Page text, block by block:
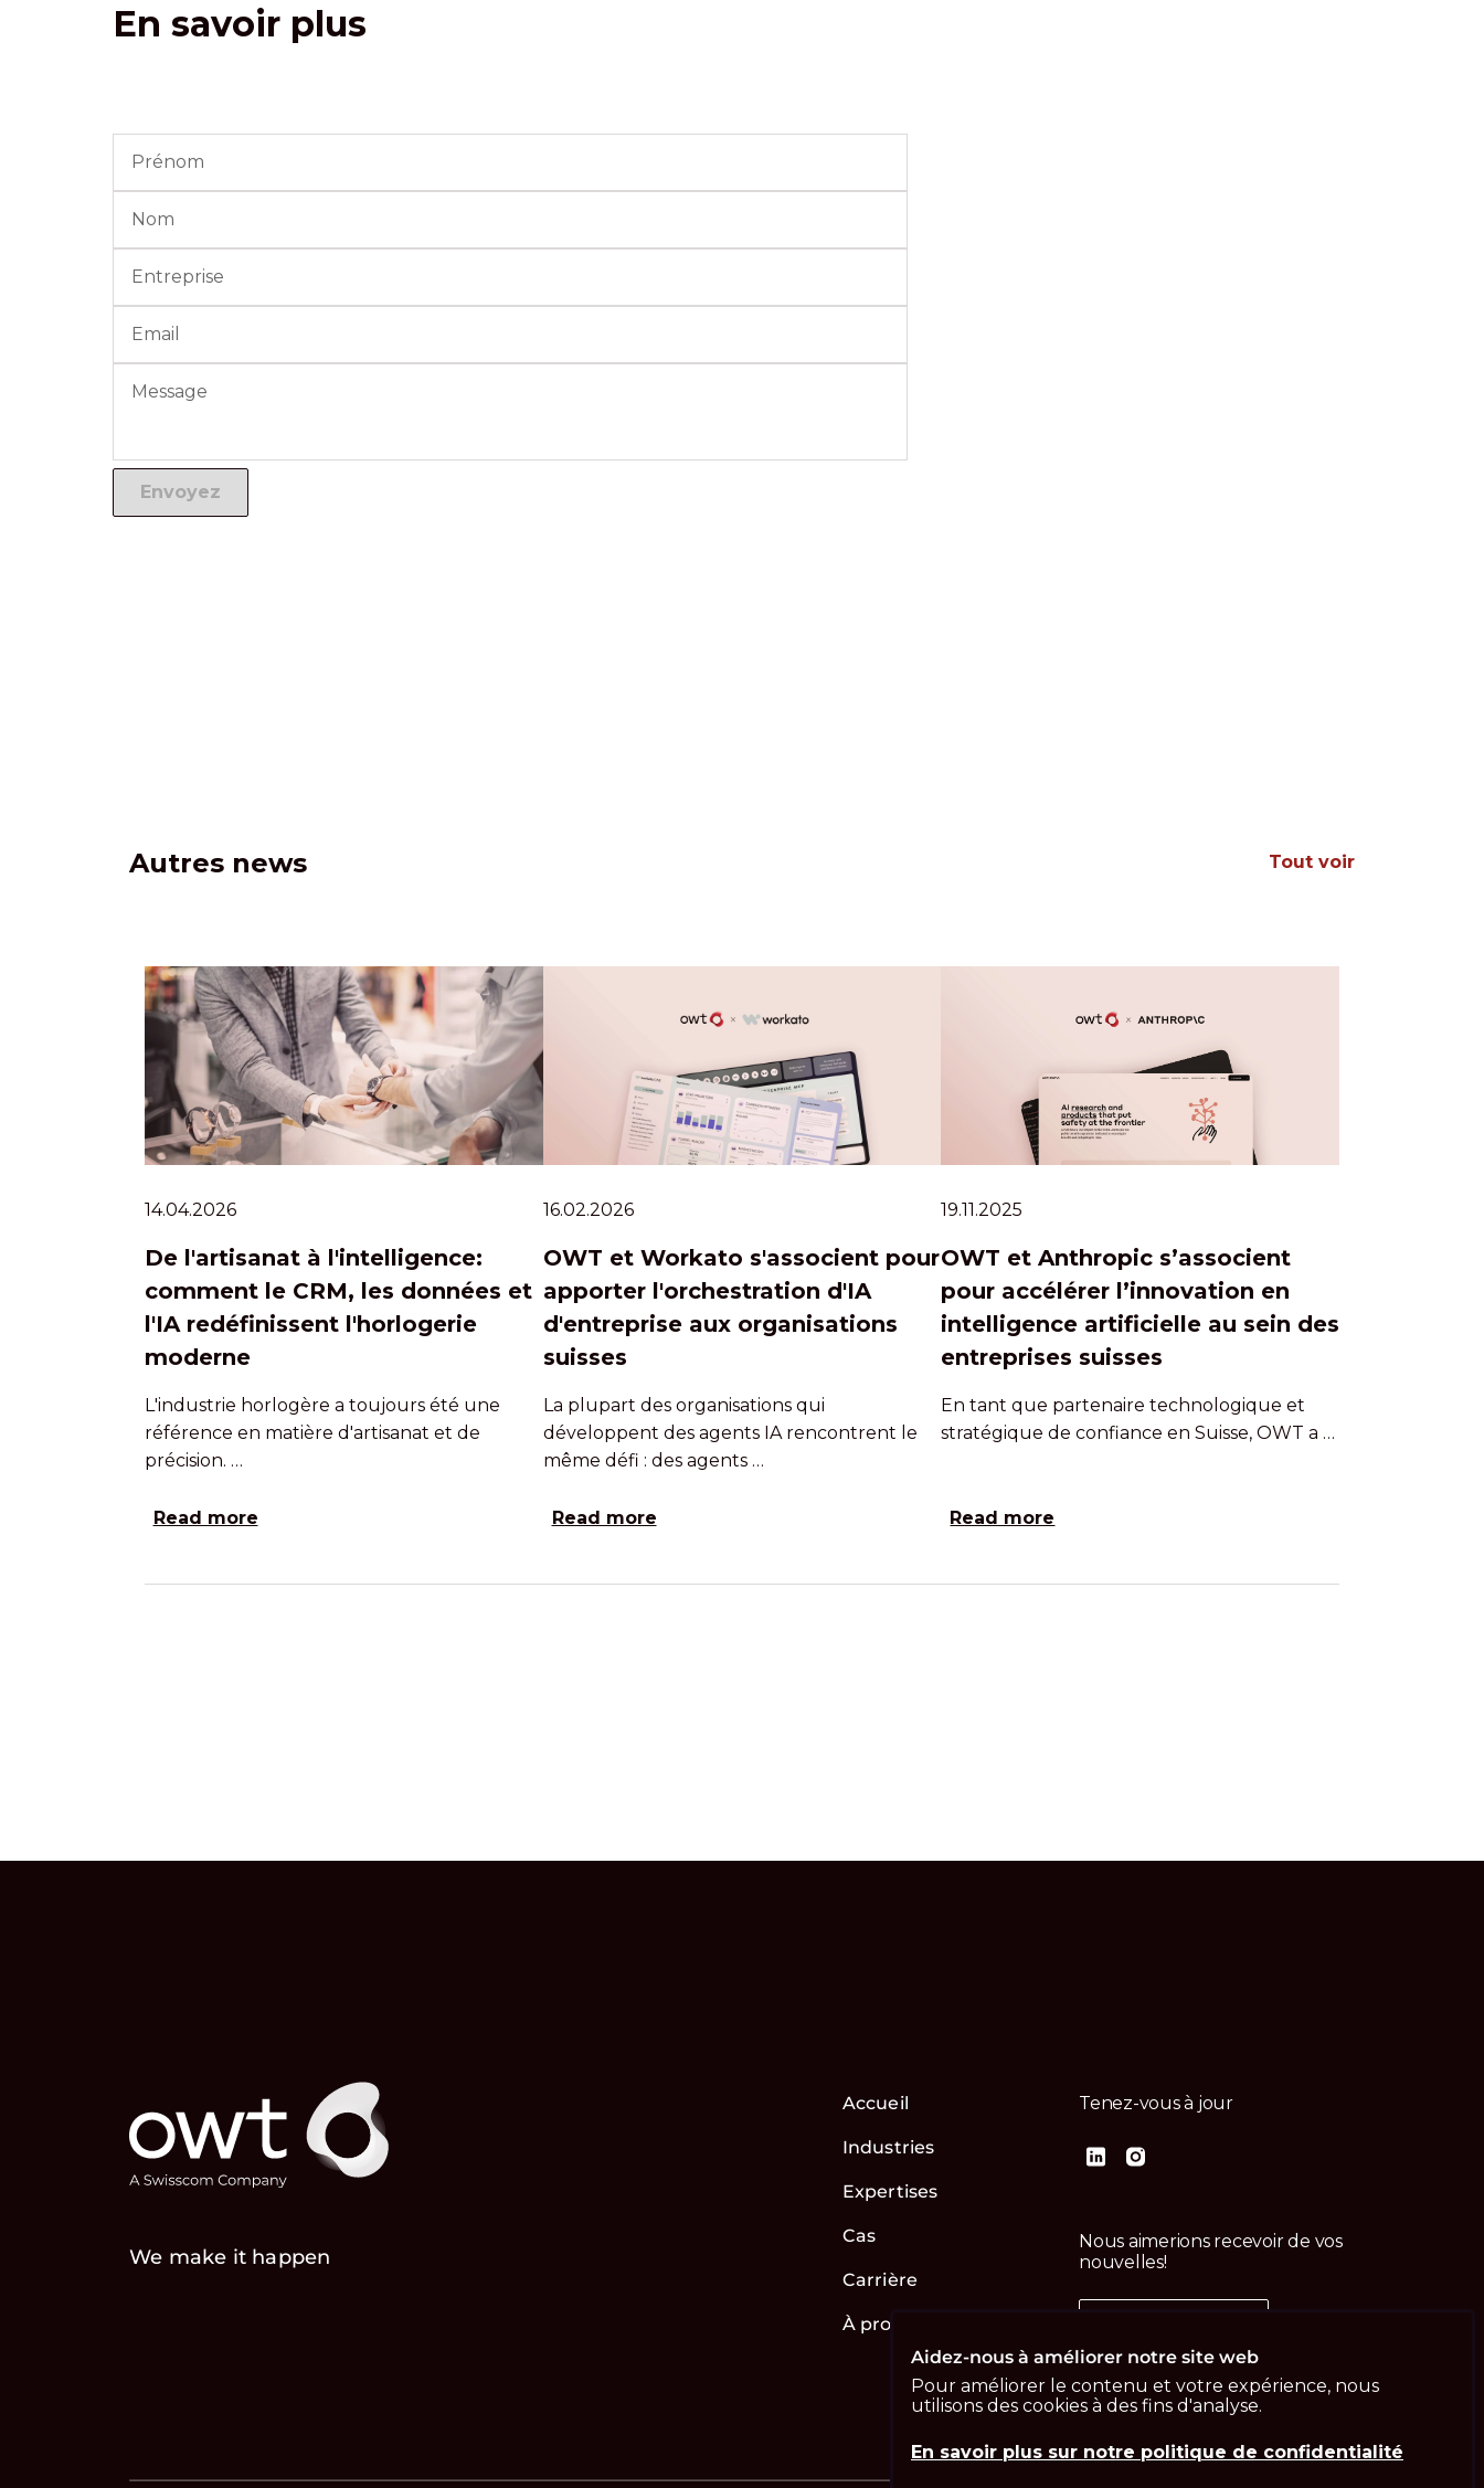
En savoir plus
Autres news Tout voir
14.04.2026
De l'artisanat à l'intelligence:
comment le CRM, les données et
l'IA redéfinissent l'horlogerie
moderne
L'industrie horlogère a toujours été une
référence en matière d'artisanat et de
précision. …
Read more
16.02.2026
OWT et Workato s'associent pour
apporter l'orchestration d'IA
d'entreprise aux organisations
suisses
La plupart des organisations qui
développent des agents IA rencontrent le
même défi : des agents …
Read more
19.11.2025
OWT et Anthropic s’associent
pour accélérer l’innovation en
intelligence artificielle au sein des
entreprises suisses
En tant que partenaire technologique et
stratégique de confiance en Suisse, OWT a …
Read more
We make it happen
Accueil
Industries
Expertises
Cas
Carrière
À propos de nous
Tenez-vous à jour
Nous aimerions recevoir de vos
nouvelles!
Aidez-nous à améliorer notre site web
Pour améliorer le contenu et votre expérience, nous
utilisons des cookies à des fins d'analyse.
En savoir plus sur notre politique de confidentialité